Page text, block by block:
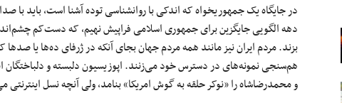
در جایگاه یک جمهوریخواه که اندکی با روانشناسی توده آشنا است، باید با
دهه الگویی جایگزین برای جمهوری اسلامی فراپیش نهیم، که دست‌کم
بزند. مردم ایران نیز مانند همه مردم جهان بجای آنکه در ژرفای ده‌ها یا
هم‌سنجی نمونه‌های در دسترس خود می‌زنند. اپوزیسیون دلبسته و دلباختگان
و محمدرضاشاه را «نوکر حلقه‌ به گوش امریکا» بنامد، ولی آنچه نسل